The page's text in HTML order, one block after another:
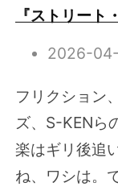
『ストリート
2026-
フリクション
ズ、S-KENら
楽はギリ後追
ね、ワシは。